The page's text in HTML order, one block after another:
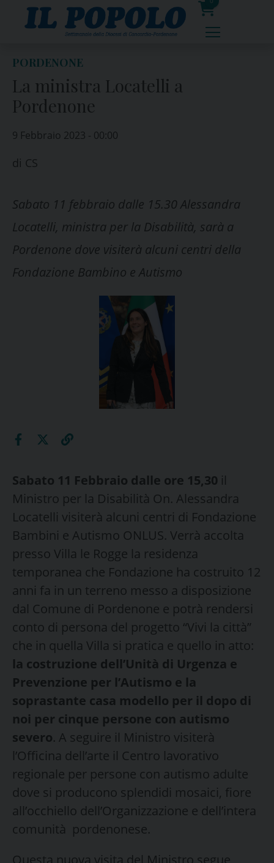
0
prodotti
PORDENONE
La ministra Locatelli a
Pordenone
9 Febbraio 2023 - 00:00
di CS
Sabato 11 febbraio dalle 15.30 Alessandra
Locatelli, ministra per la Disabilità, sarà a
Pordenone dove visiterà alcuni centri della
Fondazione Bambino e Autismo
Sabato 11 Febbraio dalle ore 15,30 il
Ministro per la Disabilità On. Alessandra
Locatelli visiterà alcuni centri di Fondazione
Bambini e Autismo ONLUS. Verrà accolta
presso Villa le Rogge la residenza
temporanea che Fondazione ha costruito 12
anni fa in un terreno messo a disposizione
dal Comune di Pordenone e potrà rendersi
conto di persona del progetto “Vivi la città”
che in quella Villa si pratica e quello in atto:
la costruzione dell’Unità di Urgenza e
Prevenzione per l’Autismo e la
soprastante casa modello per il dopo di
noi per cinque persone con autismo
severo. A seguire il Ministro visiterà
l’Officina dell’arte il Centro lavorativo
regionale per persone con autismo adulte
dove si producono splendidi mosaici, fiore
all’occhiello dell’Organizzazione e dell’intera
comunità pordenonese.
Questa nuova visita del Ministro segue